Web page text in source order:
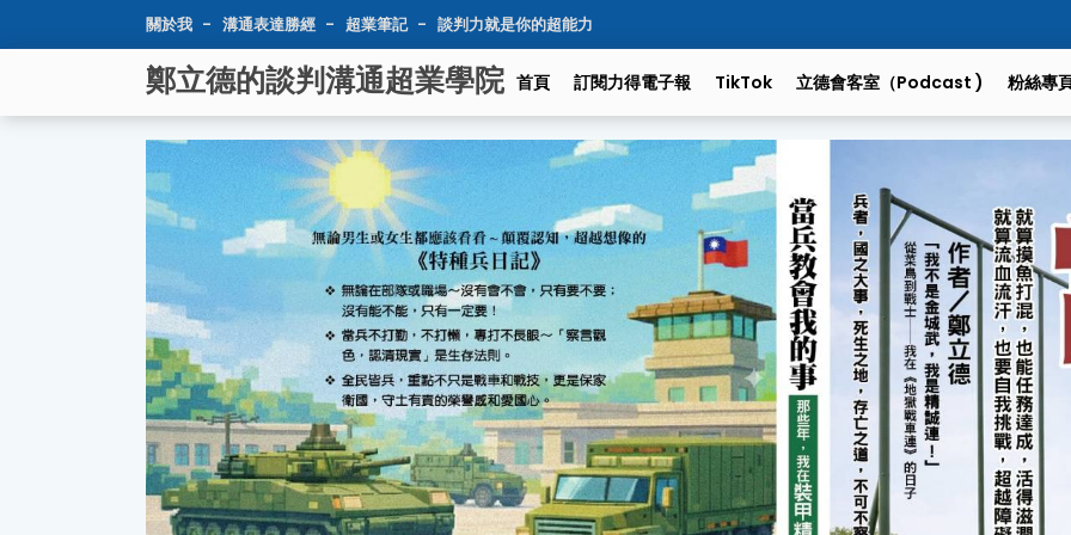
關於我 溝通表達勝經 超業筆記 談判力就是你的超能力
鄭立德的談判溝通超業學院 首頁 訂閱力得電子報 TikTok 立德會客室（podcast ) 粉絲專